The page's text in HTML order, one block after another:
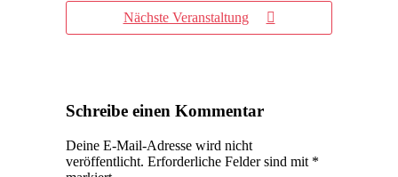
Nächste Veranstaltung
Schreibe einen Kommentar
Deine E-Mail-Adresse wird nicht
veröffentlicht. Erforderliche Felder sind mit *